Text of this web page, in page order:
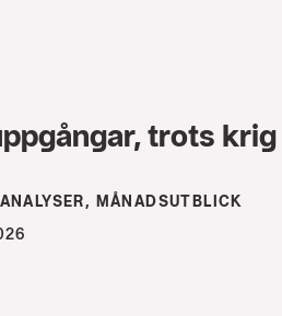
trots krig
MÅNADSUTBLICK